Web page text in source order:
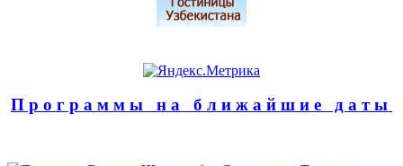
Программы на ближайшие даты